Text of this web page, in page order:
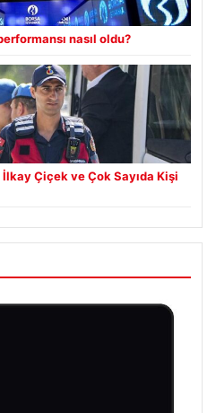
nasıl oldu?
Çiçek ve Çok Sayıda Kişi